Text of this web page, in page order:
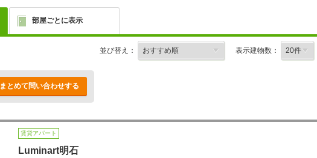
部屋ごとに表示
並び替え： 表示建物数：
まとめて問い合わせする
賃貸アパート
Luminart明石